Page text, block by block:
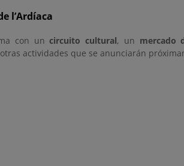
l’Ardíaca
con uncircuito cultural, un mercado
actividades que se anunciarán